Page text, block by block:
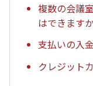
複数の会議
はできますか
支払いの入
クレジット